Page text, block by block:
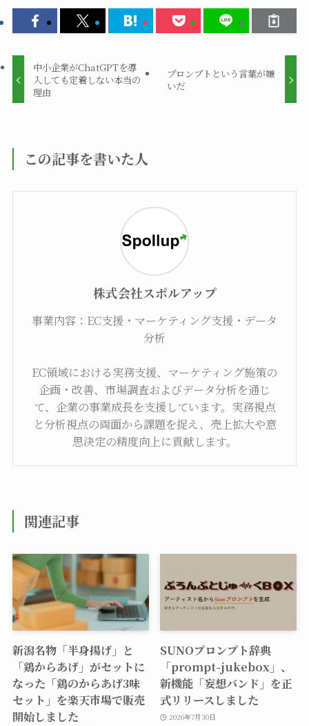
中小企業がChatGPTを導
入しても定着しない本当の
理由
プロンプトという言葉が嫌
いだ
この記事を書いた人
株式会社スポルアップ
事業内容：EC支援・マーケティング支援・データ
分析
EC領域における実務支援、マーケティング施策の
企画・改善、市場調査およびデータ分析を通じ
て、企業の事業成長を支援しています。実務視点
と分析視点の両面から課題を捉え、売上拡大や意
思決定の精度向上に貢献します。
関連記事
新潟名物「半身揚げ」と
「鶏からあげ」がセットに
なった「鶏のからあげ3味
セット」を楽天市場で販売
開始しました
SUNOプロンプト辞典
「prompt-jukebox」、
新機能「妄想バンド」を正
式リリースしました
2026年7月30日